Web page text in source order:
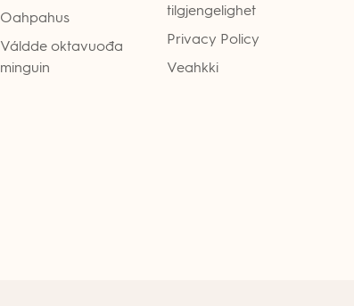
Oahpahus
Váldde oktavuođa
minguin
tilgjengelighet
Privacy Policy
Veahkki